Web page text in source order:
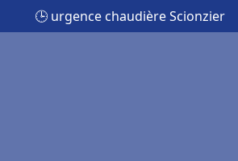
🕒 urgence chaudière Scionzier